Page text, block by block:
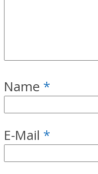
Name *
E-Mail *